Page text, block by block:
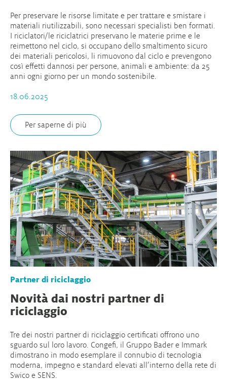
Per preservare le risorse limitate e per trattare e smistare i
materiali riutilizzabili, sono necessari specialisti ben formati.
I riciclatori/le riciclatrici preservano le materie prime e le
reimettono nel ciclo, si occupano dello smaltimento sicuro
dei materiali pericolosi, li rimuovono dal ciclo e prevengono
così effetti dannosi per persone, animali e ambiente: da 25
anni ogni giorno per un mondo sostenibile.
18.06.2025
Per saperne di più
Partner di riciclaggio
Novità dai nostri partner di
riciclaggio
Tre dei nostri partner di riciclaggio certificati offrono uno
sguardo sul loro lavoro. Congefi, il Gruppo Bader e Immark
dimostrano in modo esemplare il connubio di tecnologia
moderna, impegno e standard elevati all’interno della rete di
Swico e SENS.